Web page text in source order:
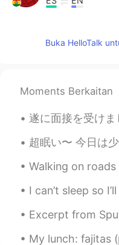
Buka HelloTalk
Moments Berkaitan
遂に面接を受けました。正直なところ緊張感と不安感があったんですけれども、面接の際
超眠い〜 今日は少し雪が降った。昨日も少し降ったけど。冬になったね。 クリスマ
Walking on roads of gold: Lately I’ve
I can’t sleep so I’ll post pictures from
Excerpt from Sputnik Sweetheart by
My lunch: fajitas (pronounced fuh hee